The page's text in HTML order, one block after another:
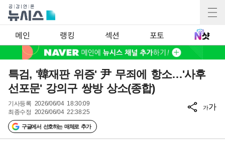
메인 랭킹 섹션 포토
특검, '韓재판 위증' 尹 무죄에 항소…'사후
선포문' 강의구 쌍방 상소(종합)
기사등록 2026/06/04 18:30:09
최종수정 2026/06/04 22:38:25
구글에서 선호하는 매체로 추가
가가